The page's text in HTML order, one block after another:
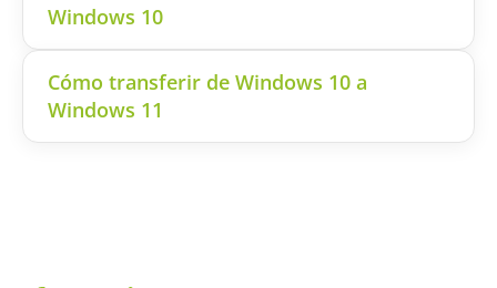
Windows 10
Cómo transferir de Windows 10 a
Windows 11